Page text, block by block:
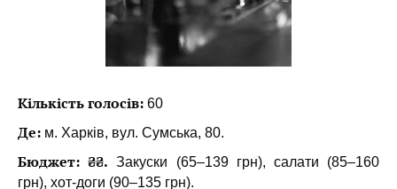
Кількість голосів: 60
Де: м. Харків, вул. Сумська, 80.
Бюджет: ₴₴. Закуски (65–139 грн), салати (85–160
грн), хот-доги (90–135 грн).